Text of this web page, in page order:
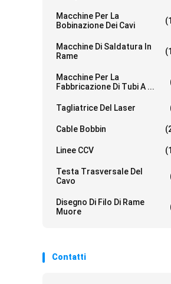
Macchine Per La
Bobinazione Dei Cavi
Macchine Di Saldatura In
Rame
Macchine Per La
Fabbricazione Di Tubi A ...
Tagliatrice Del Laser
Cable Bobbin
Linee CCV
Testa Trasversale Del
Cavo
Disegno Di Filo Di Rame
Muore
Contatti